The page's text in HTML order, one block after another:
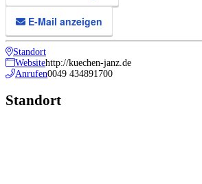
E-Mail anzeigen
Standort
Websitehttp://kuechen-janz.de
Anrufen0049 434891700
Standort